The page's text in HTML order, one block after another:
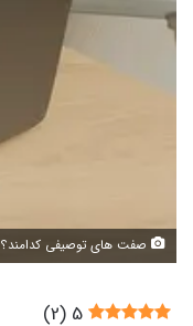
صفت های توصیفی کدامند؟
5
(
2
)